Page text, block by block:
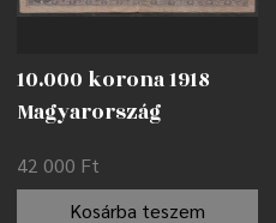
10.000 korona 1918
Magyarország
42 000 Ft
Kosárba teszem